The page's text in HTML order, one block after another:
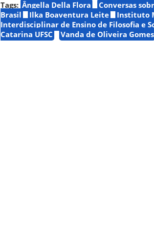
Tags: Ângella Della Flora
Conversas
Brasil
Ilka Boaventura Leite Instituto
Interdisciplinar de Ensino de Filosofia e
Catarina UFSC
Vanda de Oliveira Gomes